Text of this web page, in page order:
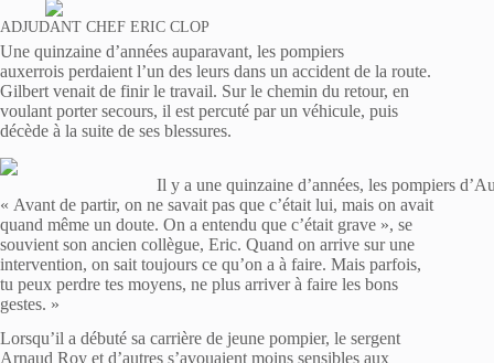
ADJUDANT CHEF ERIC CLOP
Une quinzaine d’années auparavant, les pompiers
auxerrois perdaient l’un des leurs dans un accident de la route.
Gilbert venait de finir le travail. Sur le chemin du retour, en
voulant porter secours, il est percuté par un véhicule, puis
décède à la suite de ses blessures.
Il y a une quinzaine d’années, les pompiers
« Avant de partir, on ne savait pas que c’était lui, mais on avait
quand même un doute. On a entendu que c’était grave », se
souvient son ancien collègue, Eric. Quand on arrive sur une
intervention, on sait toujours ce qu’on a à faire. Mais parfois,
tu peux perdre tes moyens, ne plus arriver à faire les bons
gestes. »
Lorsqu’il a débuté sa carrière de jeune pompier, le sergent
Arnaud Roy et d’autres s’avouaient moins sensibles aux